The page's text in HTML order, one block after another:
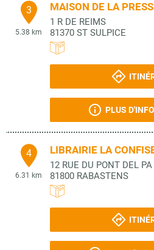
3
5.38 km
MAISON DE LA
1 R DE REIMS
81370 ST SULPICE
PLUS
4
6.31 km
LIBRAIRIE LA
12 RUE DU PONT DEL PA
81800 RABASTENS